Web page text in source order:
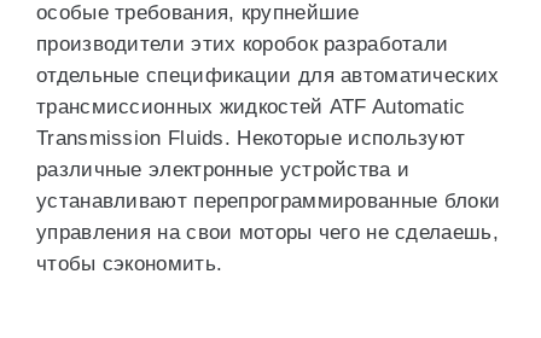
особые требования, крупнейшие
производители этих коробок разработали
отдельные спецификации для автоматических
трансмиссионных жидкостей ATF Automatic
Transmission Fluids. Некоторые используют
различные электронные устройства и
устанавливают перепрограммированные блоки
управления на свои моторы чего не сделаешь,
чтобы сэкономить.